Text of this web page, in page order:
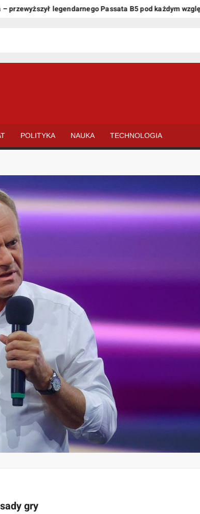
legendarnego Passata B5 pod każdym względem
POLITYKA NAUKA TECHNOLOGIA
gry